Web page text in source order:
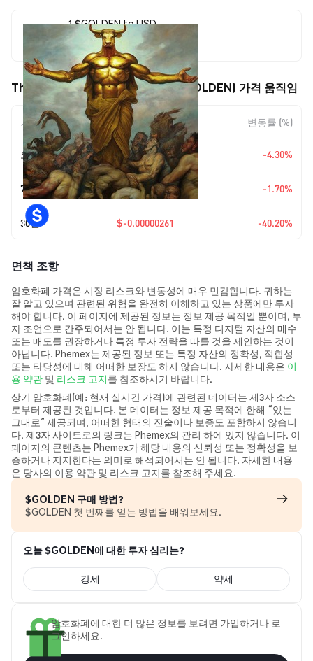
1 $GOLDEN to USD
$0.00000388
The Order of the Golden Bull ($GOLDEN) 가격 움직임
기간 변동 폭 변동률 (%)
오늘 $-0.00000017 -4.30%
7일 +$0.076710 -1.70%
30일 $-0.00000261 -40.20%
면책 조항
암호화폐 가격은 시장 리스크와 변동성에 매우 민감합니다. 귀하는
잘 알고 있으며 관련된 위험을 완전히 이해하고 있는 상품에만 투자
해야 합니다. 이 페이지에 제공된 정보는 정보 제공 목적일 뿐이며, 투
자 조언으로 간주되어서는 안 됩니다. 이는 특정 디지털 자산의 매수
또는 매도를 권장하거나 특정 투자 전략을 따를 것을 제안하는 것이
아닙니다. Phemex는 제공된 정보 또는 특정 자산의 정확성, 적합성
또는 타당성에 대해 어떠한 보장도 하지 않습니다. 자세한 내용은 이
용 약관 및 리스크 고지를 참조하시기 바랍니다.
상기 암호화폐(예: 현재 실시간 가격)에 관련된 데이터는 제3자 소스
로부터 제공된 것입니다. 본 데이터는 정보 제공 목적에 한해 “있는
그대로” 제공되며, 어떠한 형태의 진술이나 보증도 포함하지 않습니
다. 제3자 사이트로의 링크는 Phemex의 관리 하에 있지 않습니다. 이
페이지의 콘텐츠는 Phemex가 해당 내용의 신뢰성 또는 정확성을 보
증하거나 지지한다는 의미로 해석되어서는 안 됩니다. 자세한 내용
은 당사의 이용 약관 및 리스크 고지를 참조해 주세요.
$GOLDEN 구매 방법?
$GOLDEN 첫 번째를 얻는 방법을 배워보세요.
오늘 $GOLDEN에 대한 투자 심리는?
강세 약세
암호화폐에 대한 더 많은 정보를 보려면 가입하거나 로
그인하세요.